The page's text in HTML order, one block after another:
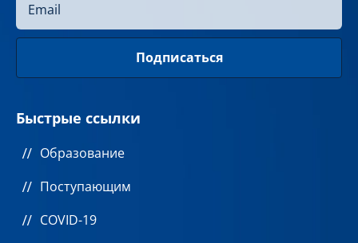
Быстрые ссылки
Образование
Поступающим
COVID-19